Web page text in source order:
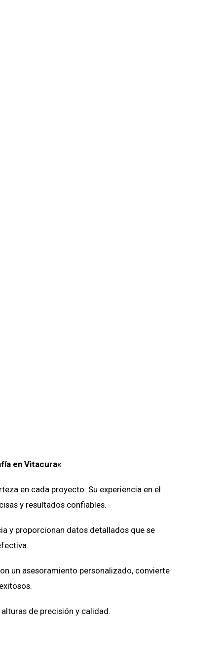
en Vitacura«
en cada proyecto. Su experiencia en el
y resultados confiables.
y proporcionan datos detallados que se
un asesoramiento personalizado, convierte
de precisión y calidad.